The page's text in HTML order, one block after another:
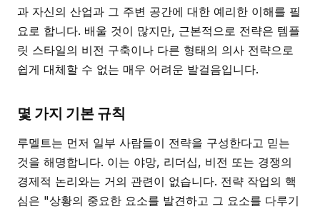
과 자신의 산업과 그 주변 공간에 대한 예리한 이해를 필
요로 합니다. 배울 것이 많지만, 근본적으로 전략은 템플
릿 스타일의 비전 구축이나 다른 형태의 의사 전략으로
쉽게 대체할 수 없는 매우 어려운 발걸음입니다.
몇 가지 기본 규칙
루멜트는 먼저 일부 사람들이 전략을 구성한다고 믿는
것을 해명합니다. 이는 야망, 리더십, 비전 또는 경쟁의
경제적 논리와는 거의 관련이 없습니다. 전략 작업의 핵
심은 "상황의 중요한 요소를 발견하고 그 요소를 다루기